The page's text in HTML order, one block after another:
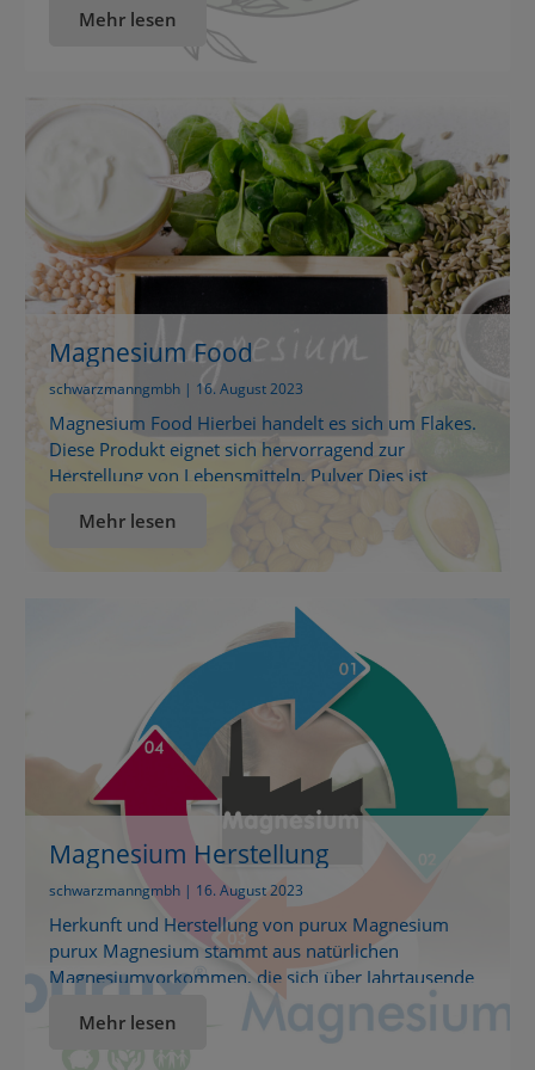
zahlreiche Anwendungen eignet – von Lebensmitteln
und Kosmetik bis hin zu Haushalt, Garten und DIY-
erhalten, übernehmen wir die internationale
Beschaffung, prüfen regelmäßig die Produktqualität
Mehr lesen
Magnesium Food
schwarzmanngmbh | 16. August 2023
Magnesium Food Hierbei handelt es sich um Flakes.
Diese Produkt eignet sich hervorragend zur
Herstellung von Lebensmitteln. Pulver Dies ist
ursprünglich aus dem Zechstein Meer und in
eignet sich ideal zur Tofu-Herstellung. Magnesium ist
parallel ein vielseitiger Alleskönner im
gesundheitlichen Bereich: es […]
Mehr lesen
Magnesium Herstellung
schwarzmanngmbh | 16. August 2023
Herkunft und Herstellung von purux Magnesium
purux Magnesium stammt aus natürlichen
Magnesiumvorkommen, die sich über Jahrtausende
durch Verdunstung von Meerwasser gebildet
haben.Unsere Magnesiumprodukte beziehen wir aus
Mehr lesen